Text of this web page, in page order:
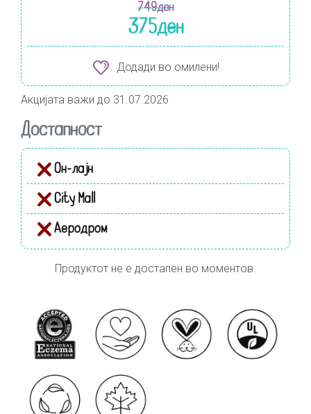
749ден
375ден
Додади во омилени!
Акцијата важи до 31.07.2026
Достапност
Он-лајн
City Mall
Аеродром
Продуктот не е достапен во моментов.